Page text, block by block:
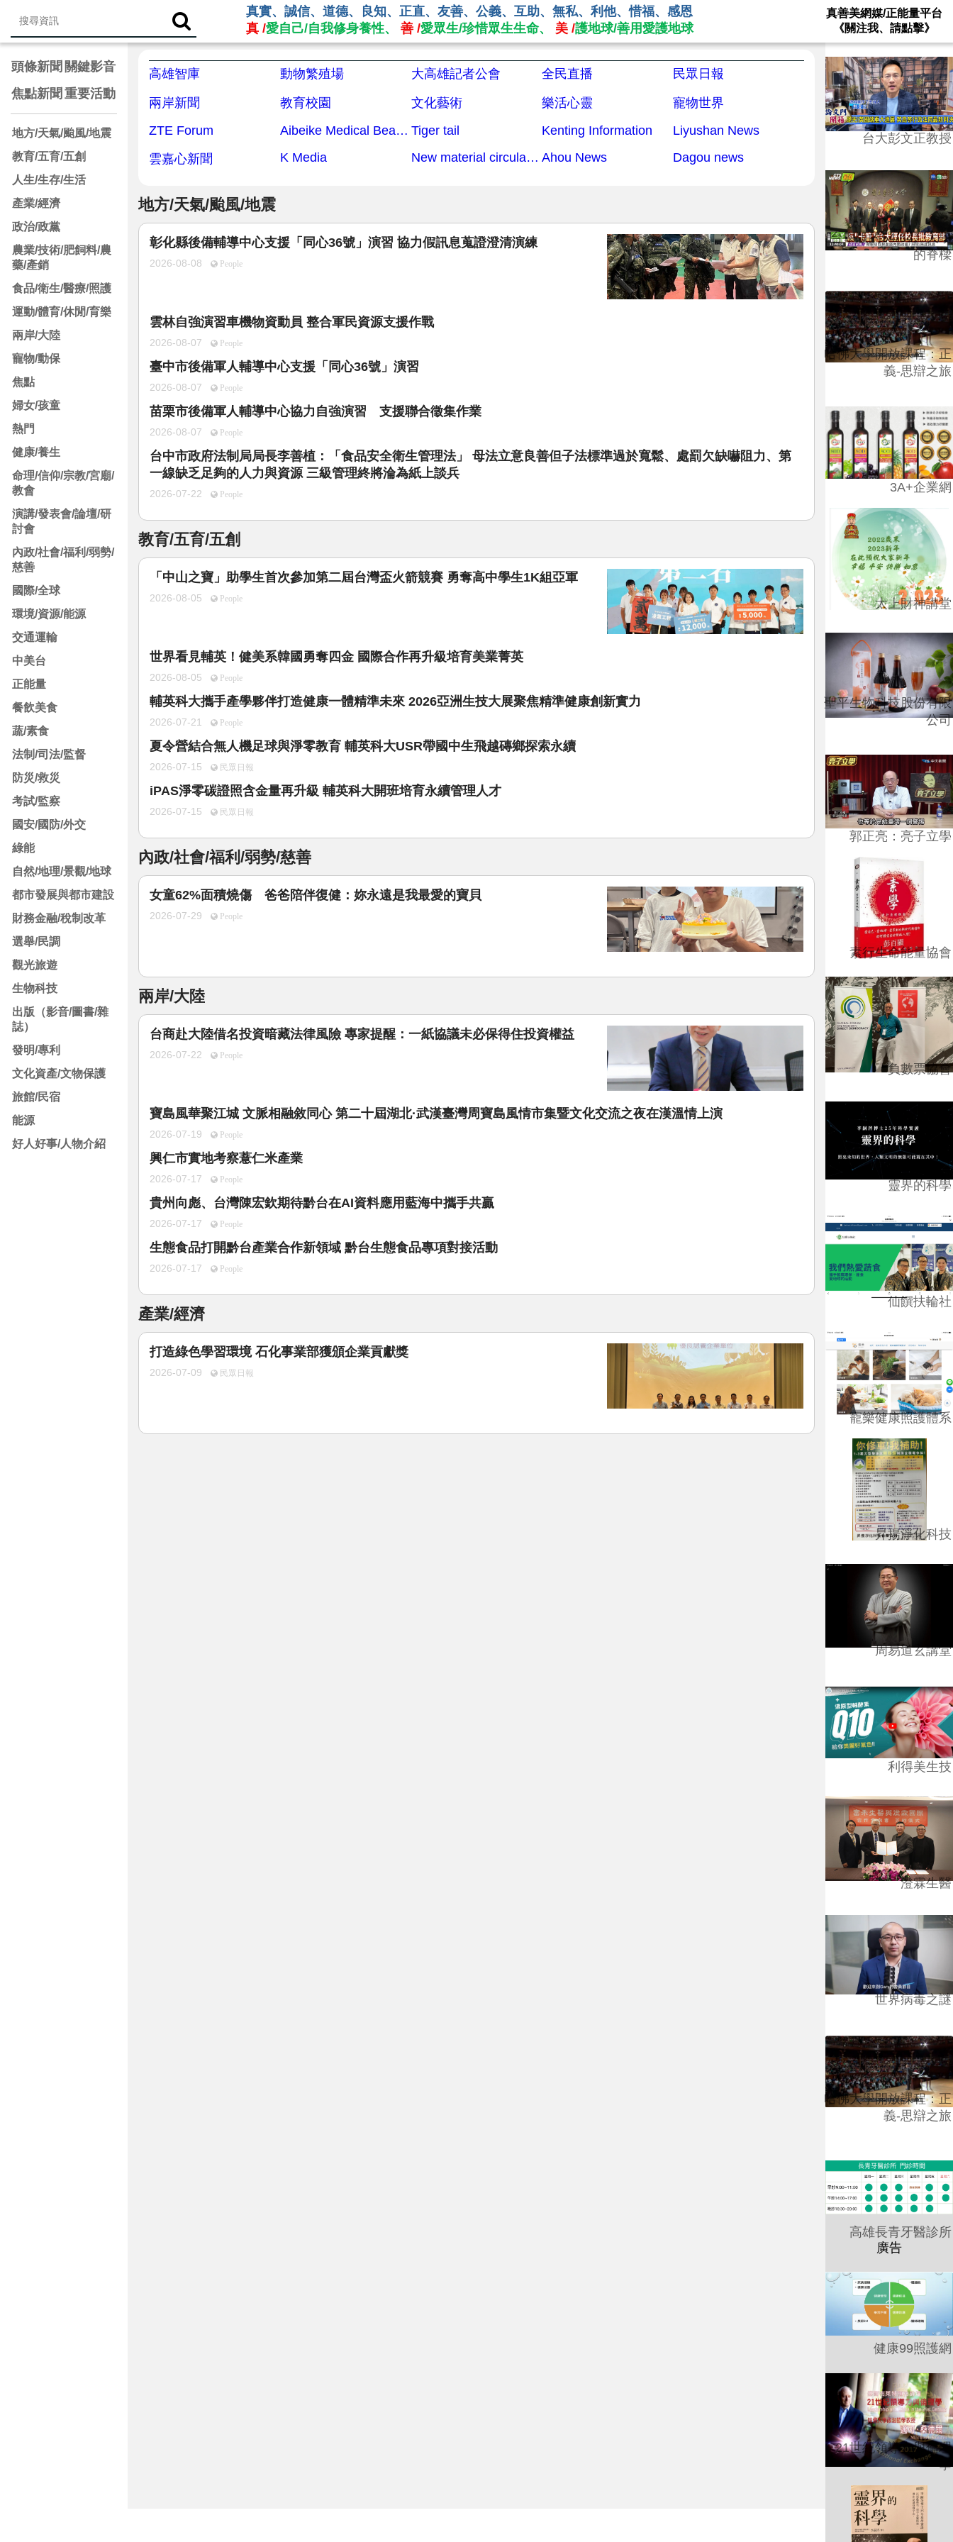
真實、誠信、道德、良知、正直、友善、公義、互助、無私、利他、惜福、感恩
真 /愛自己/自我修身養性、 善 /愛眾生/珍惜眾生生命、 美 /護地球/善用愛護地球
真善美網媒/正能量平台
《關注我、請點擊》
頭條新聞 關鍵影音
焦點新聞 重要活動
地方/天氣/颱風/地震
教育/五育/五創
人生/生存/生活
產業/經濟
政治/政黨
農業/技術/肥飼料/農
藥/產銷
食品/衛生/醫療/照護
運動/體育/休閒/育樂
兩岸/大陸
寵物/動保
焦點
婦女/孩童
熱門
健康/養生
命理/信仰/宗教/宮廟/
教會
演講/發表會/論壇/研
討會
內政/社會/福利/弱勢/
慈善
國際/全球
環境/資源/能源
交通運輸
中美台
正能量
餐飲美食
蔬/素食
法制/司法/監督
防災/救災
考試/監察
國安/國防/外交
綠能
自然/地理/景觀/地球
都市發展與都市建設
財務金融/稅制改革
選舉/民調
觀光旅遊
生物科技
出版（影音/圖書/雜
誌）
發明/專利
文化資產/文物保護
旅館/民宿
能源
好人好事/人物介紹
高雄智庫 動物繁殖場 大高雄記者公會 全民直播 民眾日報
兩岸新聞 教育校園 文化藝術 樂活心靈
寵物世界
ZTE Forum
Aibeike Medical Beauty Tiger tail Kenting Information
Liyushan News
雲嘉心新聞
K Media New material circular economy Ahou News Dagou news
地方/天氣/颱風/地震
彰化縣後備輔導中心支援「同心36號」演習 協力假訊息蒐證澄清演練
2026-08-08 People
雲林自強演習車機物資動員 整合軍民資源支援作戰
2026-08-07 People
臺中市後備軍人輔導中心支援「同心36號」演習
2026-08-07 People
苗栗市後備軍人輔導中心協力自強演習 支援聯合徵集作業
2026-08-07 People
台中市政府法制局局長李善植：「食品安全衛生管理法」 母法立意良善但子法標準過於寬鬆、處罰欠缺嚇阻力、第
一線缺乏足夠的人力與資源 三級管理終將淪為紙上談兵
2026-07-22 People
教育/五育/五創
「中山之寶」助學生首次參加第二屆台灣盃火箭競賽 勇奪高中學生1K組亞軍
2026-08-05 People
世界看見輔英！健美系韓國勇奪四金 國際合作再升級培育美業菁英
2026-08-05 People
輔英科大攜手產學夥伴打造健康一體精準未來 2026亞洲生技大展聚焦精準健康創新實力
2026-07-21 People
夏令營結合無人機足球與淨零教育 輔英科大USR帶國中生飛越磚鄉探索永續
2026-07-15 民眾日報
iPAS淨零碳證照含金量再升級 輔英科大開班培育永續管理人才
2026-07-15 民眾日報
內政/社會/福利/弱勢/慈善
女童62%面積燒傷 爸爸陪伴復健：妳永遠是我最愛的寶貝
2026-07-29 People
兩岸/大陸
台商赴大陸借名投資暗藏法律風險 專家提醒：一紙協議未必保得住投資權益
2026-07-22 People
寶島風華聚江城 文脈相融敘同心 第二十屆湖北·武漢臺灣周寶島風情市集暨文化交流之夜在漢溫情上演
2026-07-19 People
興仁市實地考察薏仁米產業
2026-07-17 People
貴州向彪、台灣陳宏欽期待黔台在AI資料應用藍海中攜手共贏
2026-07-17 People
生態食品打開黔台產業合作新領域 黔台生態食品專項對接活動
2026-07-17 People
產業/經濟
打造綠色學習環境 石化事業部獲頒企業貢獻獎
2026-07-09 民眾日報
台大彭文正教授
台學版的54/64》大學
的脊樑
哈佛大學開放課程：正
義-思辯之旅
3A+企業網
太上財神講堂
聖平生物科技股份有限
公司
郭正亮：亮子立學
素行生命能量協會
負數票協會
靈界的科學
仙饌扶輪社
寵樂健康照護體系
昇揚淨化科技
周易道玄講堂
利得美生技
澄霖生醫
世界病毒之謎
哈佛大學開放課程：正
義-思辯之旅
高雄長青牙醫診所
健康99照護網
21世紀領導力與倫理
學